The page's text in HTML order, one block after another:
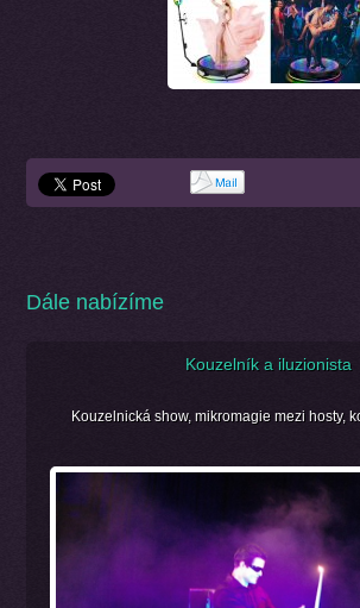
Dále nabízíme
Kouzelník a iluzionista
Kouzelnická show, mikromagie mezi hosty,